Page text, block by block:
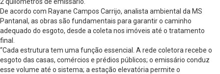
De acordo com Rayane Campos Carrijo, analista ambiental da MS
Pantanal, as obras são fundamentais para garantir o caminho
adequado do esgoto, desde a coleta nos imóveis até o tratamento
final.
“Cada estrutura tem uma função essencial. A rede coletora recebe o
esgoto das casas, comércios e prédios públicos; o emissário conduz
esse volume até o sistema; a estação elevatória permite o